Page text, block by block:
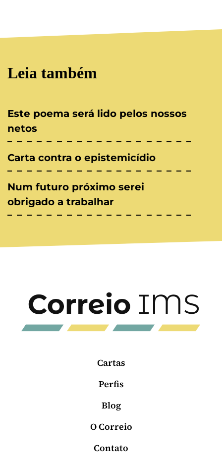
Leia também
Este poema será lido pelos nossos
netos
Carta contra o epistemicídio
Num futuro próximo serei
obrigado a trabalhar
Cartas
Perfis
Blog
O Correio
Contato